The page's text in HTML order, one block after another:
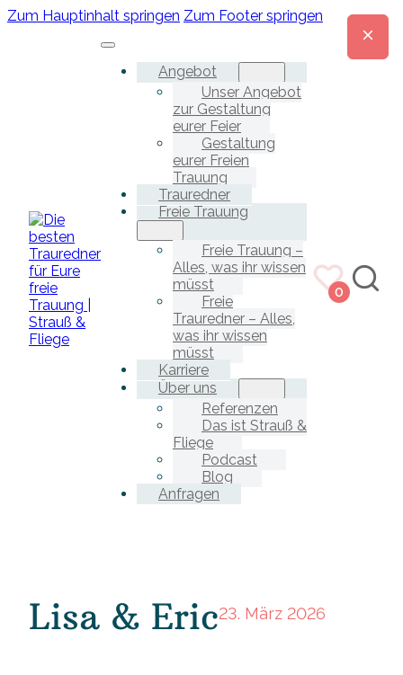
Zum Hauptinhalt springen Zum Footer springen
Angebot
Unser Angebot
zur Gestaltung
eurer Feier
Gestaltung
eurer Freien
Trauung
Trauredner
Freie Trauung
Freie Trauung –
Alles, was ihr wissen
müsst
Freie
Trauredner – Alles,
was ihr wissen
müsst
Karriere
Über uns
Referenzen
Das ist Strauß &
Fliege
Podcast
Blog
Anfragen
0
Lisa & Eric23. März 2026